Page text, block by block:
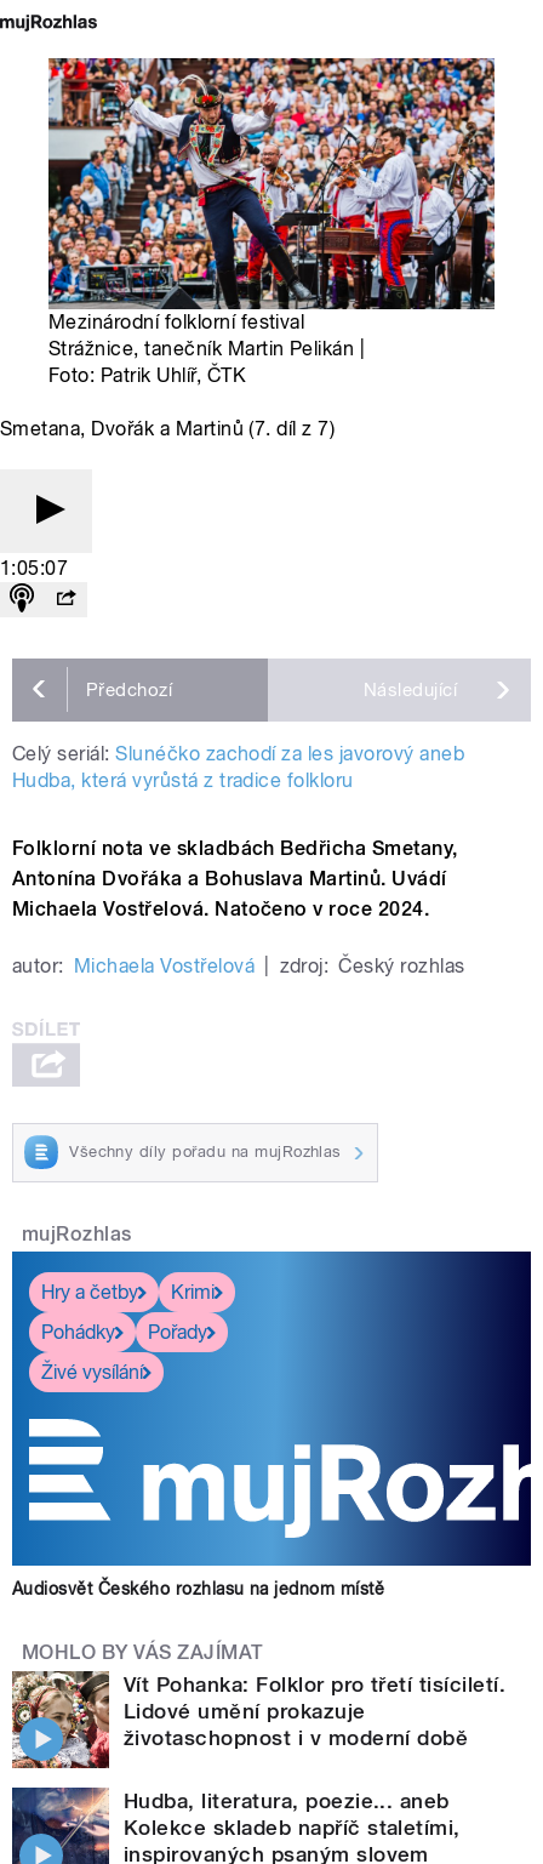
Mezinárodní folklorní festival
Strážnice, tanečník Martin Pelikán |
Foto: Patrik Uhlíř, ČTK
Smetana, Dvořák a Martinů (7. díl z 7)
1:05:07
Předchozí Následující
Celý seriál: Slunéčko zachodí za les javorový aneb
Hudba, která vyrůstá z tradice folkloru
Folklorní nota ve skladbách Bedřicha Smetany,
Antonína Dvořáka a Bohuslava Martinů. Uvádí
Michaela Vostřelová. Natočeno v roce 2024.
autor: Michaela Vostřelová zdroj: Český rozhlas
Všechny díly pořadu na mujRozhlas
mujRozhlas
Hry a četby
Krimi
Pohádky
Pořady
Živé vysílání
Audiosvět Českého rozhlasu na jednom místě
MOHLO BY VÁS ZAJÍMAT
Vít Pohanka: Folklor pro třetí tisíciletí.
Lidové umění prokazuje
životaschopnost i v moderní době
Hudba, literatura, poezie... aneb
Kolekce skladeb napříč staletími,
inspirovaných psaným slovem